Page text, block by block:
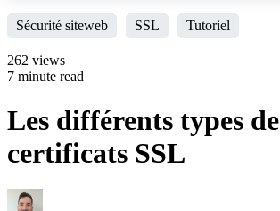
Sécurité siteweb SSL Tutoriel
262 views
7 minute read
Les différents types de
certificats SSL